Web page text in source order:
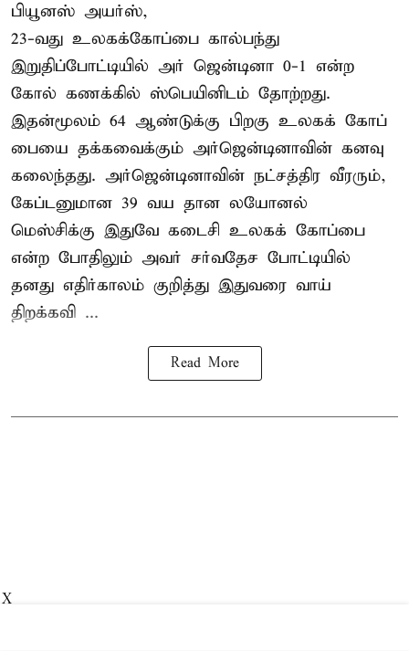
பியூனஸ் அயர்ஸ்,
23-வது உலகக்கோப்பை கால்பந்து
இறுதிப்போட்டியில் அர் ஜென்டினா 0-1 என்ற
கோல் கணக்கில் ஸ்பெயினிடம் தோற்றது.
இதன்மூலம் 64 ஆண்டுக்கு பிறகு உலகக் கோப்
பையை தக்கவைக்கும் அர்ஜென்டினாவின் கனவு
கலைந்தது. அர்ஜென்டினாவின் நட்சத்திர வீரரும்,
கேப்டனுமான 39 வய தான லயோனல்
மெஸ்சிக்கு இதுவே கடைசி உலகக் கோப்பை
என்ற போதிலும் அவர் சர்வதேச போட்டியில்
தனது எதிர்காலம் குறித்து இதுவரை வாய்
திறக்கவி ...
Read More
X